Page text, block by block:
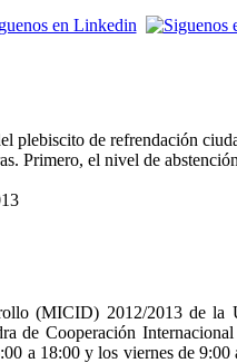
plebiscito de refrendación
Primero, el nivel de
(MICID) 2012/2013 de
de Cooperación
a 18:00 y los viernes de